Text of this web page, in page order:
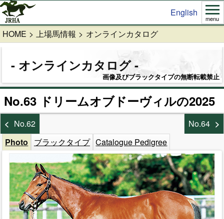
English
menu
HOME 上場馬情報 オンラインカタログ
オンラインカタログ
画像及びブラックタイプの無断転載禁止
No.63 ドリームオブドーヴィルの2025
No.62
No.64
Photo
ブラックタイプ Catalogue Pedigree